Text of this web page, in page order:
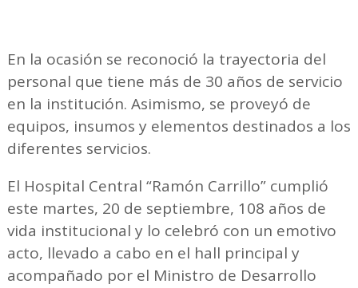
En la ocasión se reconoció la trayectoria del
personal que tiene más de 30 años de servicio
en la institución. Asimismo, se proveyó de
equipos, insumos y elementos destinados a los
diferentes servicios.
El Hospital Central “Ramón Carrillo” cumplió
este martes, 20 de septiembre, 108 años de
vida institucional y lo celebró con un emotivo
acto, llevado a cabo en el hall principal y
acompañado por el Ministro de Desarrollo